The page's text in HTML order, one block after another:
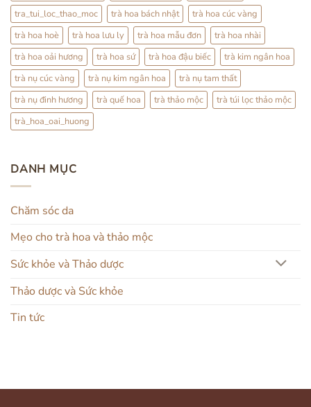
tra_tui_loc_thao_moc
trà hoa bách nhật
trà hoa cúc vàng
trà hoa hoè
trà hoa lưu ly trà hoa mẫu đơn
trà hoa nhài
trà hoa oải hương
trà hoa sứ trà hoa đậu biếc
trà kim ngân hoa
trà nụ cúc vàng
trà nụ kim ngân hoa
trà nụ tam thất
trà nụ đinh hương
trà quế hoa trà thảo mộc
trà túi lọc thảo mộc
trà_hoa_oai_huong
DANH MỤC
Chăm sóc da
Mẹo cho trà hoa và thảo mộc
Sức khỏe và Thảo dược
Thảo dược và Sức khỏe
Tin tức